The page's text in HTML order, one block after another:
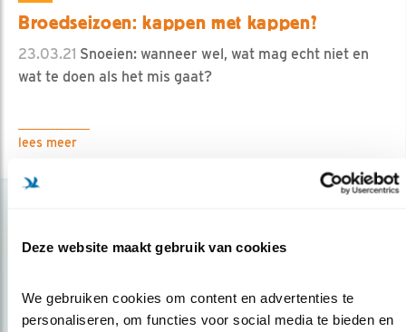
Deze website maakt gebruik van cookies
We gebruiken cookies om content en advertenties te
personaliseren, om functies voor social media te bieden en
Broedseizoen: kappen met kappen?
23.03.21 Snoeien: wanneer wel, wat mag echt niet en
wat te doen als het mis gaat?
lees meer